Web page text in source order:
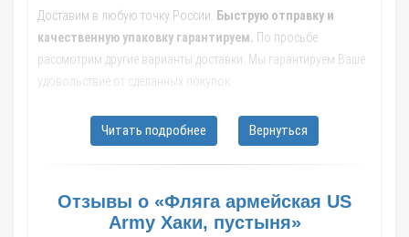
Доставим в любую точку России.
Быструю отправку и
качественную упаковку гарантируем. По просьбе
рассмотрим другие варианты доставки. Мы гарантируем Ваше
удовольствие от сделанных покупок.
транспортной компании, рассчитают стоимость и сроки
Екатеринбург; Казань; Нижний Новгород; Челябинск; Самара;
Омск; Ростов-на-Дону; Уфа; Красноярск; Воронеж; Пермь;
Читать подробнее Вернуться
Отзывы о «Фляга армейская US
Army Хаки, пустыня»